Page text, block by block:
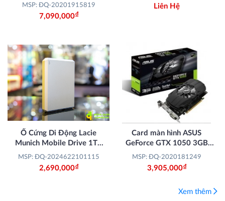
MSP: ĐQ-20201915819
7,090,000Đ
Liên Hệ
Ổ Cứng Di Động Lacie
Munich Mobile Drive 1TB
USB-C (Bạc) -
STHG1000400
MSP: ĐQ-2024622101115
2,690,000Đ
Card màn hình ASUS
GeForce GTX 1050 3GB
GDDR5 Phoenix (PH-
GTX1050-3G)
MSP: ĐQ-2020181249
3,905,000Đ
Xem thêm